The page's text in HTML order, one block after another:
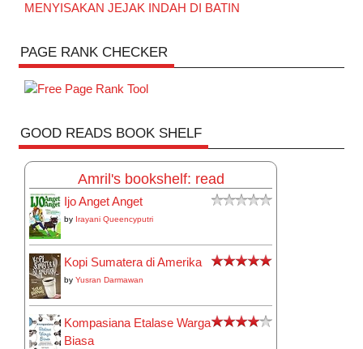
MENYISAKAN JEJAK INDAH DI BATIN
PAGE RANK CHECKER
GOOD READS BOOK SHELF
Amril's bookshelf: read
Ijo Anget Anget
by Irayani Queencyputri
Kopi Sumatera di Amerika
byYusran Darmawan
Kompasiana Etalase Warga
Biasa